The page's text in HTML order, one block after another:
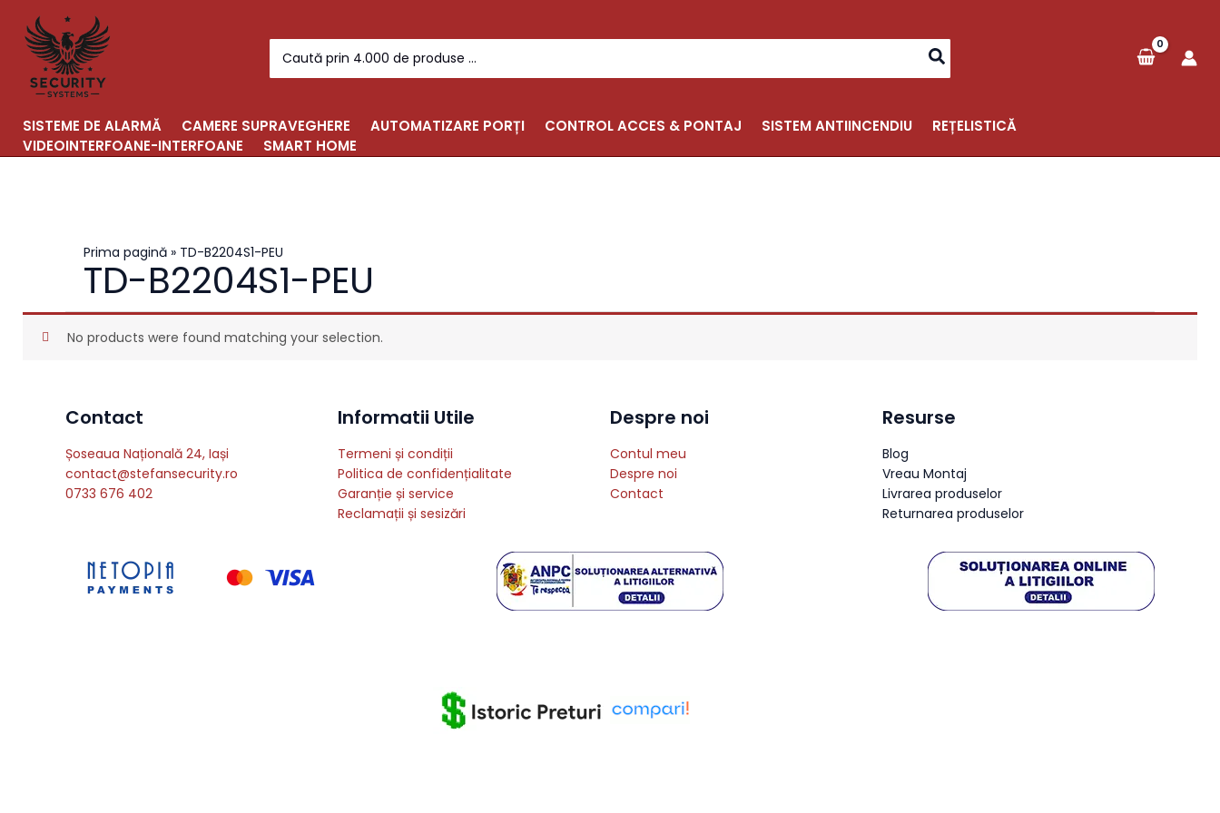
content
for:
SISTEME DE ALARMĂ CAMERE SUPRAVEGHERE AUTOMATIZARE PORȚI CONTROL ACCES & PONTAJ SISTEM ANTIINCENDIU
REȚELISTICĂ
VIDEOINTERFOANE-INTERFOANE
SMART HOME
Prima pagină » TD-B2204S1-PEU
TD-B2204S1-PEU
No products were found matching your selection.
Contact
Șoseaua Națională 24, Iași
contact@stefansecurity.ro
0733 676 402
Informatii Utile
Termeni și condiții
Politica de confidențialitate
Garanție și service
Reclamații și sesizări
Despre noi
Contul meu
Despre noi
Contact
Resurse
Blog
Vreau Montaj
Livrarea produselor
Returnarea produselor